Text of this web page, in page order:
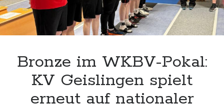
Bronze im WKBV-Pokal:
KV Geislingen spielt
erneut auf nationaler